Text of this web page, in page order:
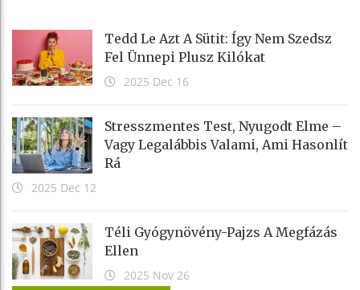
Tedd Le Azt A Sütit: Így Nem Szedsz
Fel Ünnepi Plusz Kilókat
2025 Dec 16
Stresszmentes Test, Nyugodt Elme –
Vagy Legalábbis Valami, Ami Hasonlít
Rá
2025 Dec 12
Téli Gyógynövény-Pajzs A Megfázás
Ellen
2025 Nov 26